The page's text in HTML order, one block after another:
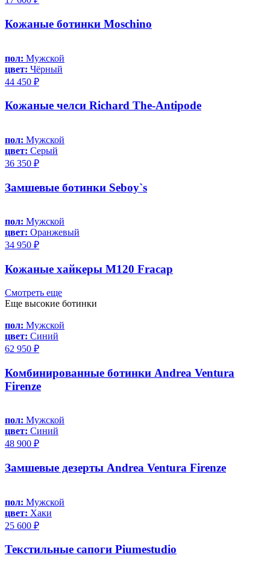
Кожаные ботинки Moschino
пол: Мужской
цвет: Чёрный
44 450 ₽
Кожаные челси Richard The-Antipode
пол: Мужской
цвет: Серый
36 350 ₽
Замшевые ботинки Seboy`s
пол: Мужской
цвет: Оранжевый
34 950 ₽
Кожаные хайкеры M120 Fracap
Смотреть еще
Еще высокие ботинки
пол: Мужской
цвет: Синий
62 950 ₽
Комбинированные ботинки Andrea Ventura
Firenze
пол: Мужской
цвет: Синий
48 900 ₽
Замшевые дезерты Andrea Ventura Firenze
пол: Мужской
цвет: Хаки
25 600 ₽
Текстильные сапоги Piumestudio